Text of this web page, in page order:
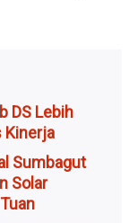
DS Lebih
Kinerja
Sumbagut
Solar